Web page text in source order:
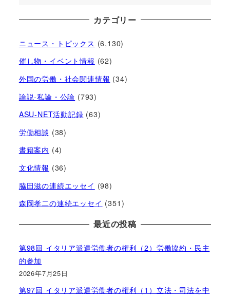
カテゴリー
ニュース・トピックス (6,130)
催し物・イベント情報 (62)
外国の労働・社会関連情報 (34)
論説-私論・公論 (793)
ASU-NET活動記録 (63)
労働相談 (38)
書籍案内 (4)
文化情報 (36)
脇田滋の連続エッセイ (98)
森岡孝二の連続エッセイ (351)
最近の投稿
第98回 イタリア派遣労働者の権利（2）労働協約・民主
的参加
2026年7月25日
第97回 イタリア派遣労働者の権利（1）立法・司法を中